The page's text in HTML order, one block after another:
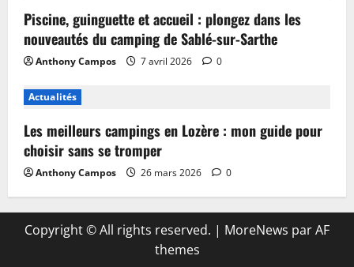
Piscine, guinguette et accueil : plongez dans les
nouveautés du camping de Sablé-sur-Sarthe
Anthony Campos 7 avril 2026 0
Actualités
Les meilleurs campings en Lozère : mon guide pour
choisir sans se tromper
Anthony Campos 26 mars 2026 0
Copyright © All rights reserved. | MoreNews par AF
themes